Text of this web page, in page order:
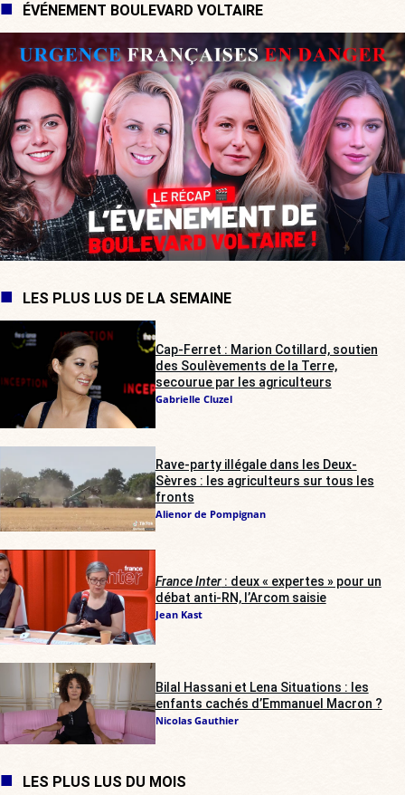
ÉVÉNEMENT BOULEVARD VOLTAIRE
LES PLUS LUS DE LA SEMAINE
Cap-Ferret : Marion Cotillard, soutien
des Soulèvements de la Terre,
secourue par les agriculteurs
Gabrielle Cluzel
Rave-party illégale dans les Deux-
Sèvres : les agriculteurs sur tous les
fronts
Alienor de Pompignan
France Inter: deux « expertes » pour un
débat anti-RN, l’Arcom saisie
Jean Kast
Bilal Hassani et Lena Situations : les
enfants cachés d’Emmanuel Macron ?
Nicolas Gauthier
LES PLUS LUS DU MOIS